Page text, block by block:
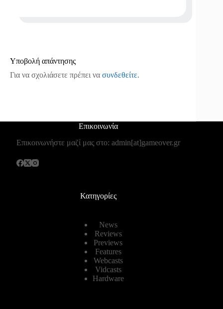
Υποβολή απάντησης
Για να σχολιάσετε πρέπει να συνδεθείτε.
Επικοινωνία
Επικοινωνήστε μαζί μας στο: admin[at]gameover.gr
Κατηγορίες
News
Reviews
Previews
Features
Webcasts
Vidcasts
Hardware